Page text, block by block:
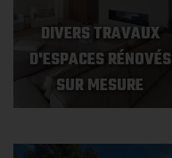
DIVERS TRAVAUX
D'ESPACES RÉNOVÉS
SUR MESURE